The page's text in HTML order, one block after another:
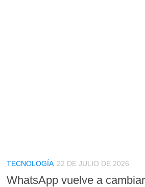
TECNOLOGÍA 22 DE JULIO DE 2026
WhatsApp vuelve a